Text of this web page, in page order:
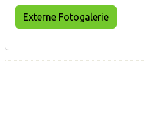
Externe Fotogalerie